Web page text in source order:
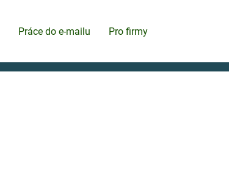
Práce do e-mailu Pro firmy